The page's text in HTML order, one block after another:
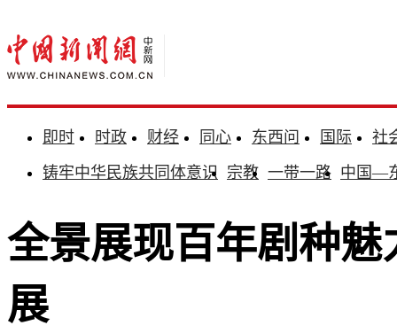
即时 时政 财经 同心 东西问 国际
社
铸牢中华民族共同体意识 宗教 一带一路 中国—
全景展现百年剧种
展